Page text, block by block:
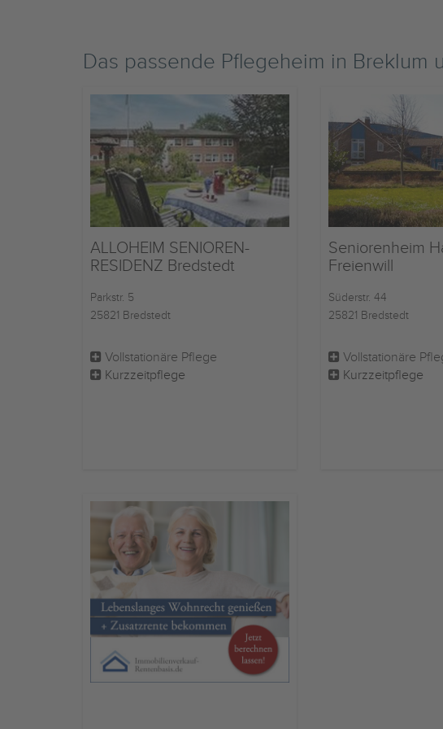
Das passende Pflegeheim in Breklum
ALLOHEIM SENIOREN-
RESIDENZ Bredstedt
Parkstr. 5
25821 Bredstedt
Vollstationäre Pflege
Kurzzeitpflege
Seniorenheim
Freienwill
Süderstr. 44
25821 Bredstedt
Vollstationäre
Kurzzeitpflege